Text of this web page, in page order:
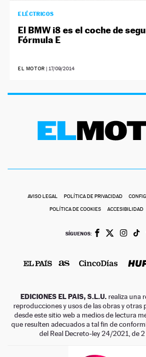
ELÉCTRICOS
El BMW i8 es el coche de
Fórmula E
EL MOTOR | 17/09/2014
AVISO LEGAL POLÍTICA DE PRIVACIDAD
POLÍTICA DE COOKIES ACCESIBILIDAD
SÍGUENOS:
EDICIONES EL PAIS, S.L.U. realiza una
reproducciones y usos de las obras y otras
desde este sitio web a medios de lectura
que resulten adecuados a tal fin de
del Real Decreto-ley 24/2021, de 2